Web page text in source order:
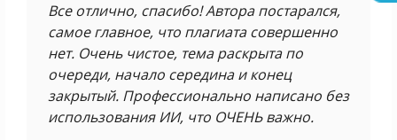
Все отлично, спасибо! Автора постарался,
самое главное, что плагиата совершенно
нет. Очень чистое, тема раскрыта по
очереди, начало середина и конец
закрытый. Профессионально написано без
использования ИИ, что ОЧЕНЬ важно.